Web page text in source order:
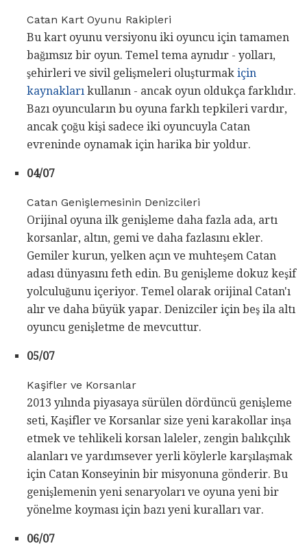
Catan Kart Oyunu Rakipleri
Bu kart oyunu versiyonu iki oyuncu için tamamen
bağımsız bir oyun. Temel tema aynıdır - yolları,
şehirleri ve sivil gelişmeleri oluşturmak için
kaynakları kullanın - ancak oyun oldukça farklıdır.
Bazı oyuncuların bu oyuna farklı tepkileri vardır,
ancak çoğu kişi sadece iki oyuncuyla Catan
evreninde oynamak için harika bir yoldur.
04/07
Catan Genişlemesinin Denizcileri
Orijinal oyuna ilk genişleme daha fazla ada, artı
korsanlar, altın, gemi ve daha fazlasını ekler.
Gemiler kurun, yelken açın ve muhteşem Catan
adası dünyasını feth edin. Bu genişleme dokuz keşif
yolculuğunu içeriyor. Temel olarak orijinal Catan'ı
alır ve daha büyük yapar. Denizciler için beş ila altı
oyuncu genişletme de mevcuttur.
05/07
Kaşifler ve Korsanlar
2013 yılında piyasaya sürülen dördüncü genişleme
seti, Kaşifler ve Korsanlar size yeni karakollar inşa
etmek ve tehlikeli korsan laleler, zengin balıkçılık
alanları ve yardımsever yerli köylerle karşılaşmak
için Catan Konseyinin bir misyonuna gönderir. Bu
genişlemenin yeni senaryoları ve oyuna yeni bir
yönelme koyması için bazı yeni kuralları var.
06/07